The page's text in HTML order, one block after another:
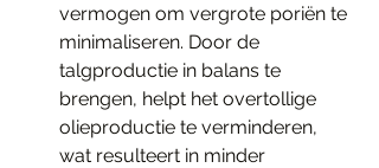
vermogen om vergrote poriën te
minimaliseren. Door de
talgproductie in balans te
brengen, helpt het overtollige
olieproductie te verminderen,
wat resulteert in minder